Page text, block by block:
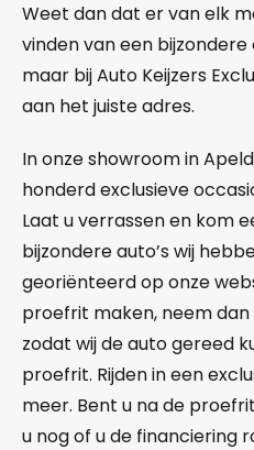
Weet dan dat er van elk
vinden van een
maar bij Auto Keijzers
aan het juiste adres.
In onze showroom in
honderd exclusieve
Laat u verrassen en kom
bijzondere auto’s wij
georiënteerd op onze
proefrit maken, neem
zodat wij de auto gereed
proefrit. Rijden in een
meer. Bent u na de
u nog of u de financiering